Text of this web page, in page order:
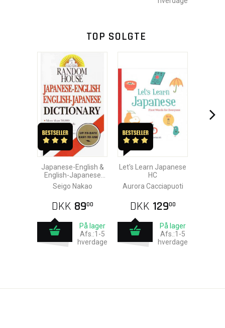
TOP SOLGTE
Japanese-English &
English-Japanese
Dictionary
Seigo Nakao
DKK 8900
På lager
Afs.:1-5
hverdage
Let's Learn Japanese
HC
Aurora Cacciapuoti
DKK 12900
På lager
Afs.:1-5
hverdage